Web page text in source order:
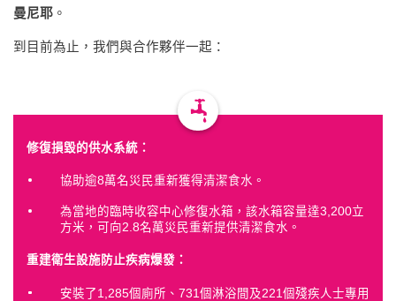
曼尼耶 。
到目前為止，我們與合作夥伴一起：
修復損毀的供水系統：
協助逾8萬名災民重新獲得清潔食水。
為當地的臨時收容中心修復水箱，該水箱容量達3,200立
方米，可向2.8名萬災民重新提供清潔食水。
重建衛生設施防止疾病爆發：
安裝了1,285個廁所、731個淋浴間及221個殘疾人士專用